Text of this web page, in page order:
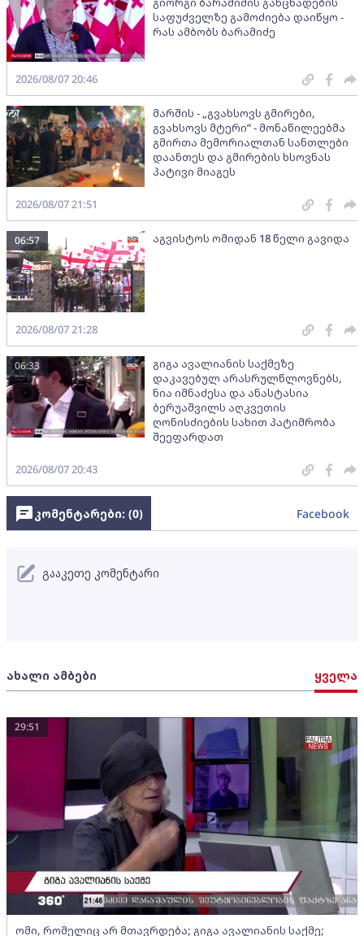
საფუძველზე გამოძიება დაიწყო -
რას ამბობს ბარამიძე
2026/08/07 20:46
მარშის - „გვახსოვს გმირები,
გვახსოვს მტერი” - მონაწილეებმა
გმირთა მემორიალთან სანთლები
დაანთეს და გმირების ხსოვნას
პატივი მიაგეს
2026/08/07 21:51
აგვისტოს ომიდან 18 წელი გავიდა
06:57
2026/08/07 21:28
გიგა ავალიანის საქმეზე
დაკავებულ არასრულწლოვნებს,
ნია იმნაძესა და ანასტასია
ბერუაშვილს აღკვეთის
ღონისძიების სახით პატიმრობა
შეეფარდათ
06:33
2026/08/07 20:43
ახალი ამბები ყველა
ომი, რომელიც არ მთავრდება; გიგა ავალიანის საქმე;
29:51
კომენტარები: (0) Facebook
გააკეთე კომენტარი